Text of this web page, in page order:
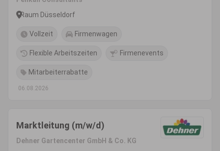
Raum Düsseldorf
Vollzeit Firmenwagen
Flexible Arbeitszeiten Firmenevents
Mitarbeiterrabatte
06.08.2026
Marktleitung (m/w/d)
Dehner Gartencenter GmbH & Co. KG